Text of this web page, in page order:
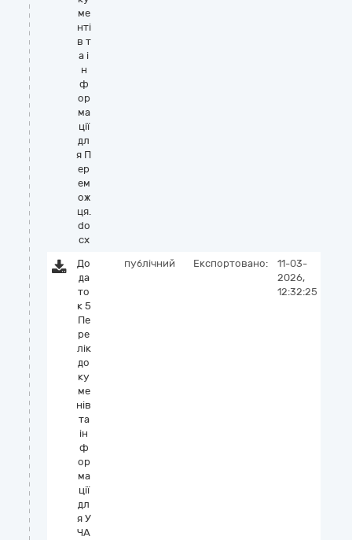
ме
нті
в т
а і
н
ф
ор
ма
ції
дл
я П
ер
ем
ож
ця.
do
cx
До
да
то
к 5
Пе
ре
лік
до
ку
ме
нів
та
ін
ф
ор
ма
ції
дл
я У
ЧА
публічний Експортовано:
11-03-
2026,
12:32:25